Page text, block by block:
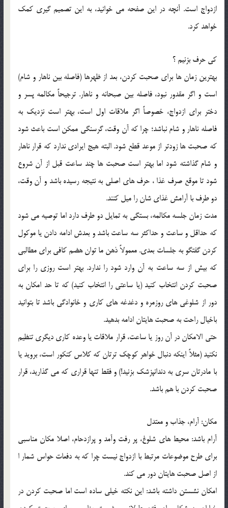
ازدواج است. آنچه در اين صفحه مي خوانيد، به اين تصميم گيري کمک
خواهد کرد.
کي حرف بزنيم ؟
بهترين زمان ها براي صحبت کردن، بعد از ظهرها (فاصله بين ناهار و شام)
است و اگر مقدور نبود، فاصله بين صبحانه و ناهار. ترجيحاً مکالمه پسر و
دختر براي ازدواج، خصوصاً اگر ملاقات اول است، بهتر است نزديک به
فاصله ناهار و شام نباشد؛ چرا که آن وقت، گرسنگي ممکن است باعث شود
که صحبت ها زودتر از موعد قطع شود. البته هيج ايرادي ندارد که قرار ناهار
و شام گذاشته شود اما بهتر است صحبت ها چند ساعت قبل از آن شروع
شود تا موقع صرف غذا ، حرف هاي اصلي به نتيجه رسيده باشد و آن وقت،
دو طرف با آرامش غذاي شان را ميل کنند.
مدت زمان جلسه مکالمه، بستگي به تمايل دو طرف دارد اما توصيه مي شود
که حداقل و ساعت و حداکثر سه ساعت باشد و بعدش ادامه دادن يا موکول
کردن گفتگو به جلسات بعدي. معمولاً ذهن ما توان هضم کافي براي مطالبي
که بيش از سه ساعت به آن وارد شود را ندارد. بهتر است روزي را براي
صحبت کردن انتخاب کنيد (يا ساعتي را انتخاب کنيد) که تا حد امکان به
دور از شلوغي هاي روزمره و دغدغه هاي کاري و خانوادگي باشد تا بتوانيد
باخيال راحت به صحبت هايتان ادامه بدهيد.
حتي الامکان در آن روز يا ساعت، قرار ملاقات يا وعده کاري ديگري تنظيم
نکنيد (مثلاً اينکه دنبال خواهر کوچک ترتان که کلاس کنکور است، برويد يا
با مادرتان سري به دندانپزشک بزنيد!) و فقط تنها قراري که مي گذاريد، قرار
صحبت کردن با هم باشد.
مکان: آرام، جذاب و معتدل
آرام باشد: محيط هاي شلوغ، پر رفت وآمد و پرازدحام، اصلا مکان مناسبي
براي طرح موضوعات مرتبط با ازدواج نيست چرا که به دفعات حواس شمار ا
از اصل صحبت هايتان دور مي کند.
امکان نشستن داشته باشد: اين نکته خيلي ساده است اما صحبت کردن در